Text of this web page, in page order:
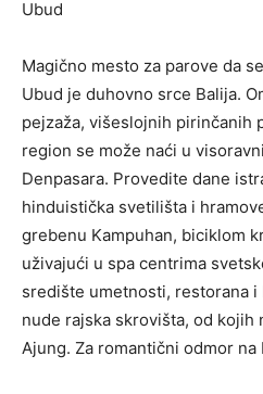
Ubud
Magično mesto za parove da
Ubud je duhovno srce Balija.
pejzaža, višeslojnih pirinčanih
region se može naći u
Denpasara. Provedite dane
hinduistička svetilišta i
grebenu Kampuhan, biciklom
uživajući u spa centrima
središte umetnosti, restorana
nude rajska skrovišta, od kojih
Ajung. Za romantični odmor